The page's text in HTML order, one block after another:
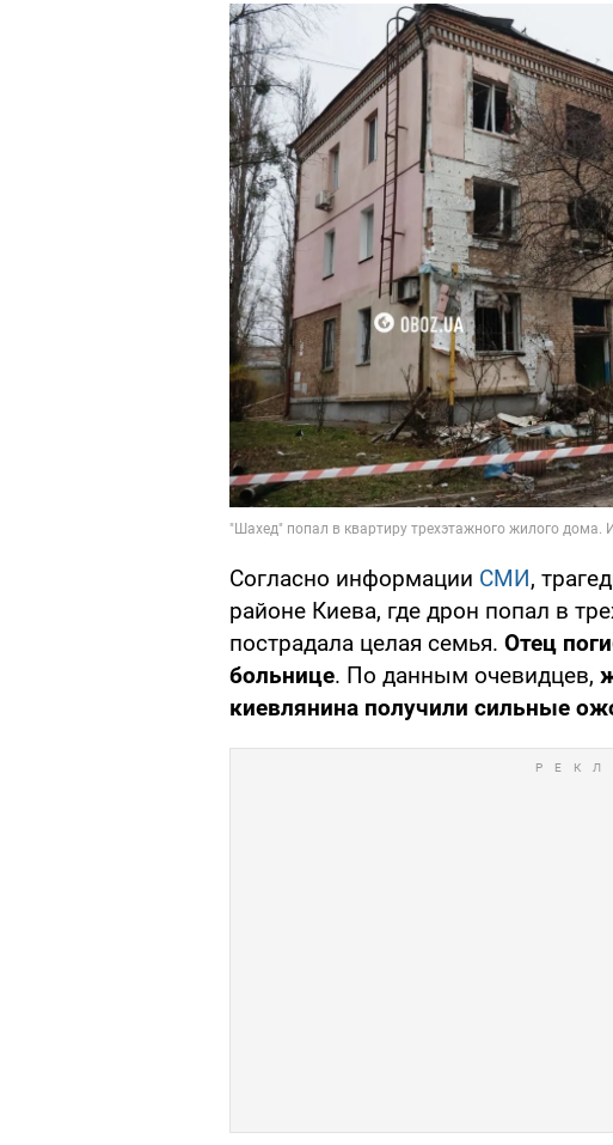
Согласно информации СМИ,
районе Киева, где дрон попал в
пострадала целая семья. Отец
больнице. По данным очевидцев,
киевлянина получили сильные